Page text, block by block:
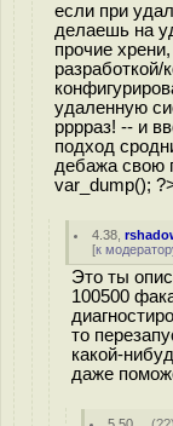
если при
делаешь на
прочие
удаленную
рррраз! -- и
подход
дебажа свою
var_dump();
4.38 ,
[к
Это ты
100500
то
какой-
даже